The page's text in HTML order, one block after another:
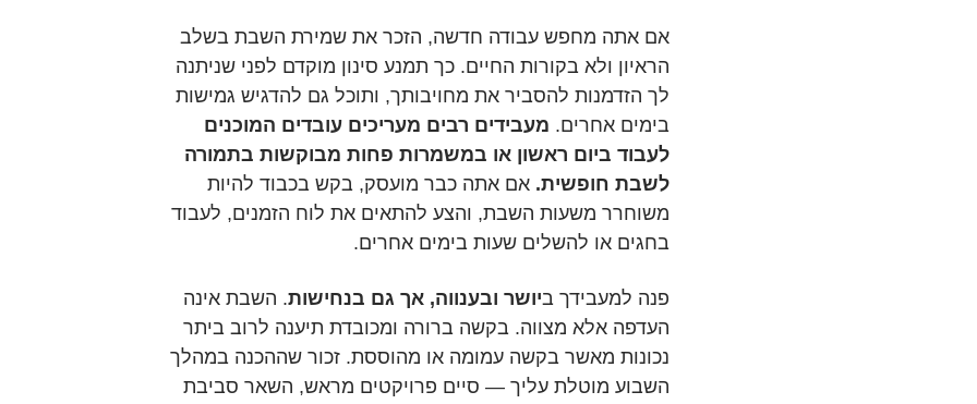
אם אתה מחפש עבודה חדשה, הזכר את שמירת השבת בשלב
הראיון ולא בקורות החיים. כך תמנע סינון מוקדם לפני שניתנה
לך הזדמנות להסביר את מחויבותך, ותוכל גם להדגיש גמישות
בימים אחרים. מעבידים רבים מעריכים עובדים המוכנים
לעבוד ביום ראשון או במשמרות פחות מבוקשות בתמורה
לשבת חופשית. אם אתה כבר מועסק, בקש בכבוד להיות
משוחרר משעות השבת, והצע להתאים את לוח הזמנים, לעבוד
בחגים או להשלים שעות בימים אחרים.
פנה למעבידך ביושר ובענווה, אך גם בנחישות. השבת אינה
העדפה אלא מצווה. בקשה ברורה ומכובדת תיענה לרוב ביתר
נכונות מאשר בקשה עמומה או מהוססת. זכור שההכנה במהלך
השבוע מוטלת עליך — סיים פרויקטים מראש, השאר סביבת